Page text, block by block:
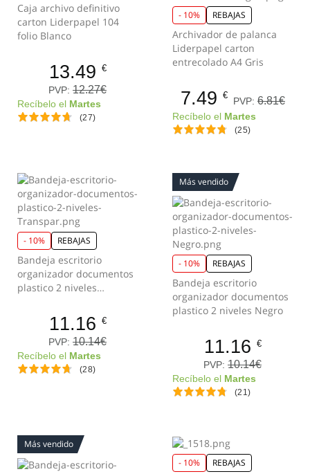
Caja archivo definitivo
carton Liderpapel 104
folio Blanco
13.49 €
PVP: 12.27€
Recíbelo el Martes
(27)
- 10% REBAJAS
Archivador de palanca
Liderpapel carton
entrecolado A4 Gris
7.49 €
PVP: 6.81€
Recíbelo el Martes
(25)
- 10% REBAJAS
Bandeja escritorio
organizador documentos
plastico 2 niveles
11.16 €
PVP: 10.14€
Recíbelo el Martes
(28)
Más vendido
- 10% REBAJAS
Bandeja escritorio
organizador documentos
plastico 2 niveles Negro
11.16 €
PVP: 10.14€
Recíbelo el Martes
(21)
Más vendido
- 10% REBAJAS